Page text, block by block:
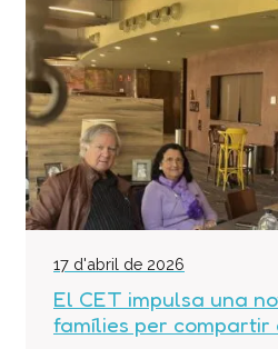
17 d'abril de 2026
El CET impulsa una
famílies per compartir